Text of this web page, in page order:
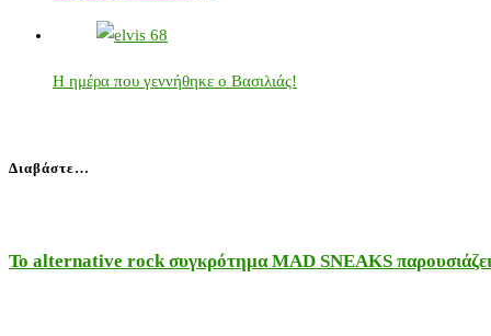
Η ημέρα που γεννήθηκε ο Βασιλιάς!
Διαβάστε…
Το alternative rock συγκρότημα MAD SNEAKS